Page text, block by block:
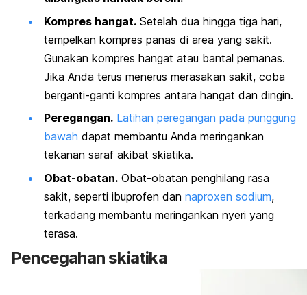
Kompres hangat. Setelah dua hingga tiga hari,
tempelkan kompres panas di area yang sakit.
Gunakan kompres hangat atau bantal pemanas.
Jika Anda terus menerus merasakan sakit, coba
berganti-ganti kompres antara hangat dan dingin.
Peregangan. Latihan peregangan pada punggung
bawah dapat membantu Anda meringankan
tekanan saraf akibat skiatika.
Obat-obatan. Obat-obatan penghilang rasa
sakit, seperti ibuprofen dan naproxen sodium,
terkadang membantu meringankan nyeri yang
terasa.
Pencegahan skiatika